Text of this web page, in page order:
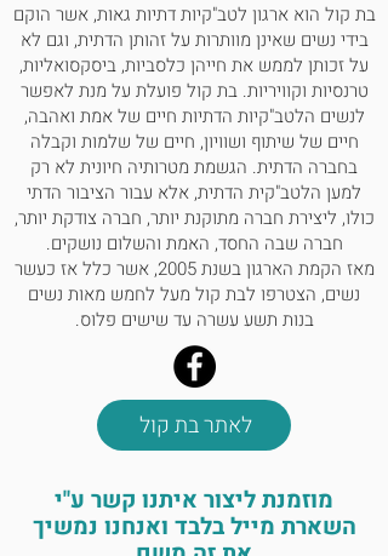
בת קול הוא ארגון לטב"קיות דתיות גאות, אשר הוקם
בידי נשים שאינן מוותרות על זהותן הדתית, וגם לא
על זכותן לממש את חייהן כלסביות, ביסקסואליות,
טרנסיות וקוויריות. בת קול פועלת על מנת לאפשר
לנשים הלטב"קיות הדתיות חיים של אמת ואהבה,
חיים של שיתוף ושוויון, חיים של שלמות וקבלה
בחברה הדתית. הגשמת מטרותיה חיונית לא רק
למען הלטב"קית הדתית, אלא עבור הציבור הדתי
כולו, ליצירת חברה מתוקנת יותר, חברה צודקת יותר,
חברה שבה החסד, האמת והשלום נושקים.
מאז הקמת הארגון בשנת 2005, אשר כלל אז כעשר
נשים, הצטרפו לבת קול מעל לחמש מאות נשים
בנות תשע עשרה עד שישים פלוס.
לאתר בת קול
מוזמנת ליצור איתנו קשר ע"י
השארת מייל בלבד ואנחנו נמשיך